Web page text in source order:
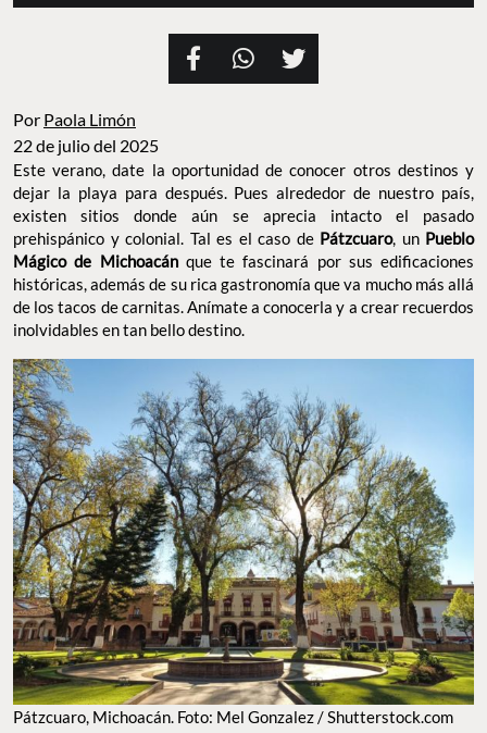
Por Paola Limón
22 de julio del 2025
Este verano, date la oportunidad de conocer otros destinos y
dejar la playa para después. Pues alrededor de nuestro país,
existen sitios donde aún se aprecia intacto el pasado
prehispánico y colonial. Tal es el caso de Pátzcuaro, unPueblo
Mágico de Michoacán que te fascinará por sus edificaciones
históricas, además de su rica gastronomía que va mucho más allá
de los tacos de carnitas. Anímate a conocerla y a crear recuerdos
inolvidables en tan bello destino.
Pátzcuaro, Michoacán. Foto: Mel Gonzalez / Shutterstock.com